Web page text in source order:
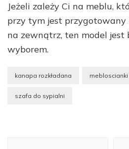
Jeżeli zależy Ci na meblu,
przy tym jest
na zewnątrz, ten model jest
wyborem.
kanapa rozkładana mebloscianki
szafa do sypialni